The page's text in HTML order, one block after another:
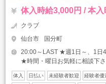
体入時給3,000円 / 本入
クラブ
仙台市
国分町
20:00～LAST ★週1日～、1日
★時間・曜日お気軽に相談下
体入 日払い 未経験者歓迎 経験者優